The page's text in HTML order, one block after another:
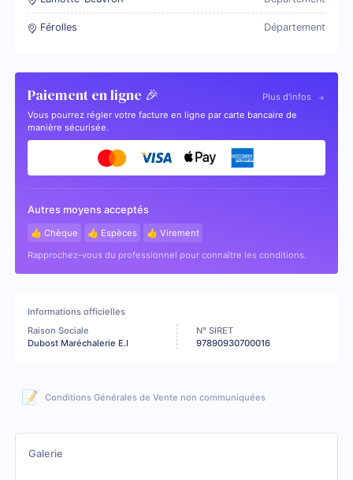
Férolles Département
Paiement en ligne 🎉
Plus d'infos
Vous pourrez régler votre facture en ligne par carte bancaire de
manière sécurisée.
Autres moyens acceptés
👍 Chèque 👍 Espèces
👍 Virement
Rapprochez-vous du professionnel pour connaître les conditions.
Informations officielles
Raison Sociale
Dubost Maréchalerie E.I
N° SIRET
97890930700016
📝 Conditions Générales de Vente non communiquées
Galerie